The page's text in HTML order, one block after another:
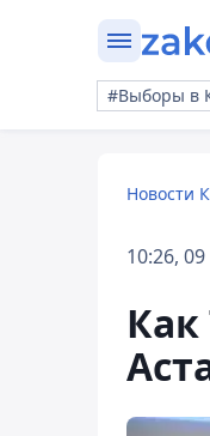
#Выборы в
Новости
10:26,
Как